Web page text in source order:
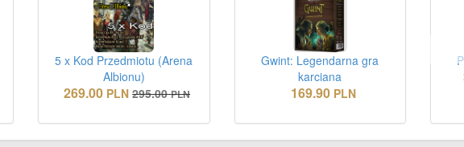
5 x Kod Przedmiotu (Arena
Albionu)
269.00 PLN 295.00 PLN
Gwint: Legendarna gra
karciana
169.90 PLN